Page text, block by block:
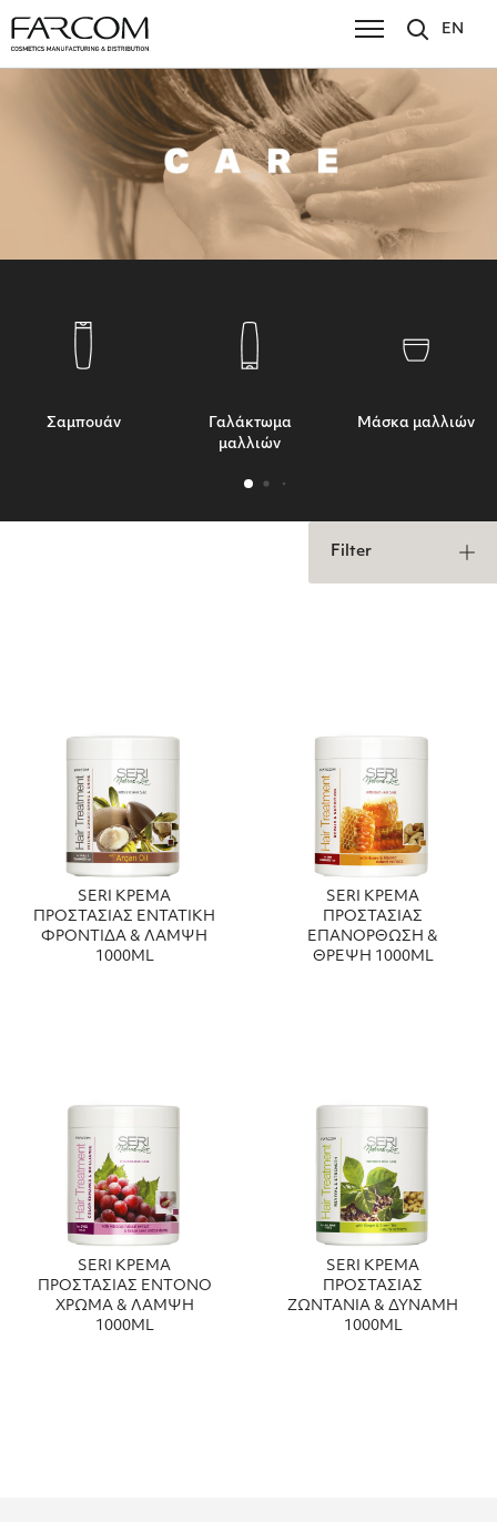
EN
Σαμπουάν
Γαλάκτωμα
μαλλιών
Μάσκα μαλλιών
Filter
SERI ΚΡΕΜΑ
ΠΡΟΣΤΑΣΙΑΣ ΕΝΤΑΤΙΚΗ
ΦΡΟΝΤΙΔΑ & ΛΑΜΨΗ
1000ML
SERI ΚΡΕΜΑ
ΠΡΟΣΤΑΣΙΑΣ
ΕΠΑΝΟΡΘΩΣΗ &
ΘΡΕΨΗ 1000ML
SERI ΚΡΕΜΑ
ΠΡΟΣΤΑΣΙΑΣ ΕΝΤΟΝΟ
ΧΡΩΜΑ & ΛΑΜΨΗ
1000ML
SERI ΚΡΕΜΑ
ΠΡΟΣΤΑΣΙΑΣ
ΖΩΝΤΑΝΙΑ & ΔΥΝΑΜΗ
1000ML